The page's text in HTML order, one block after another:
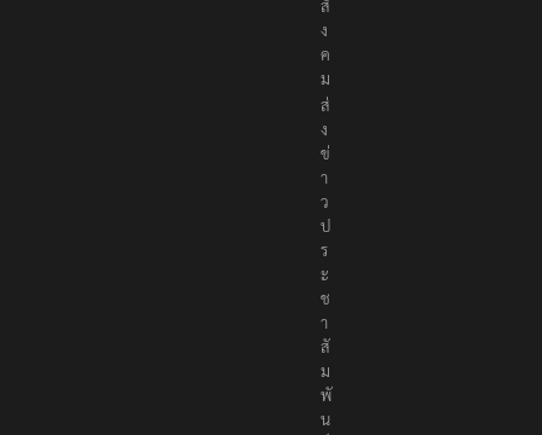
พื่
อ
สั
ง
ค
ม
ส่
ง
ข่
า
ว
ป
ร
ะ
ช
า
สั
ม